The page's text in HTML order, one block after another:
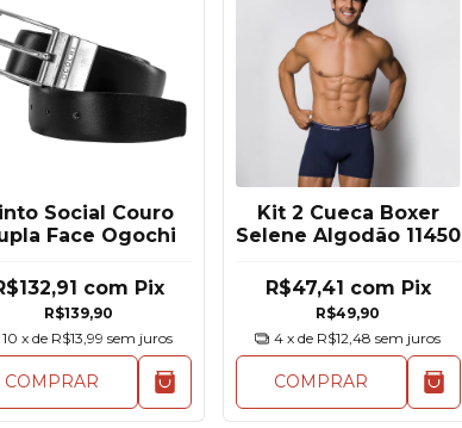
Social Couro
Face Ogochi
R$139,90
com Pix
10 x de R$13,99 sem juros
COMPRAR
Kit 2 Cueca Boxer
Selene Algodão 11450
R$49,90
R$47,41 com Pix
4 x de R$12,48 sem juros
COMPRAR